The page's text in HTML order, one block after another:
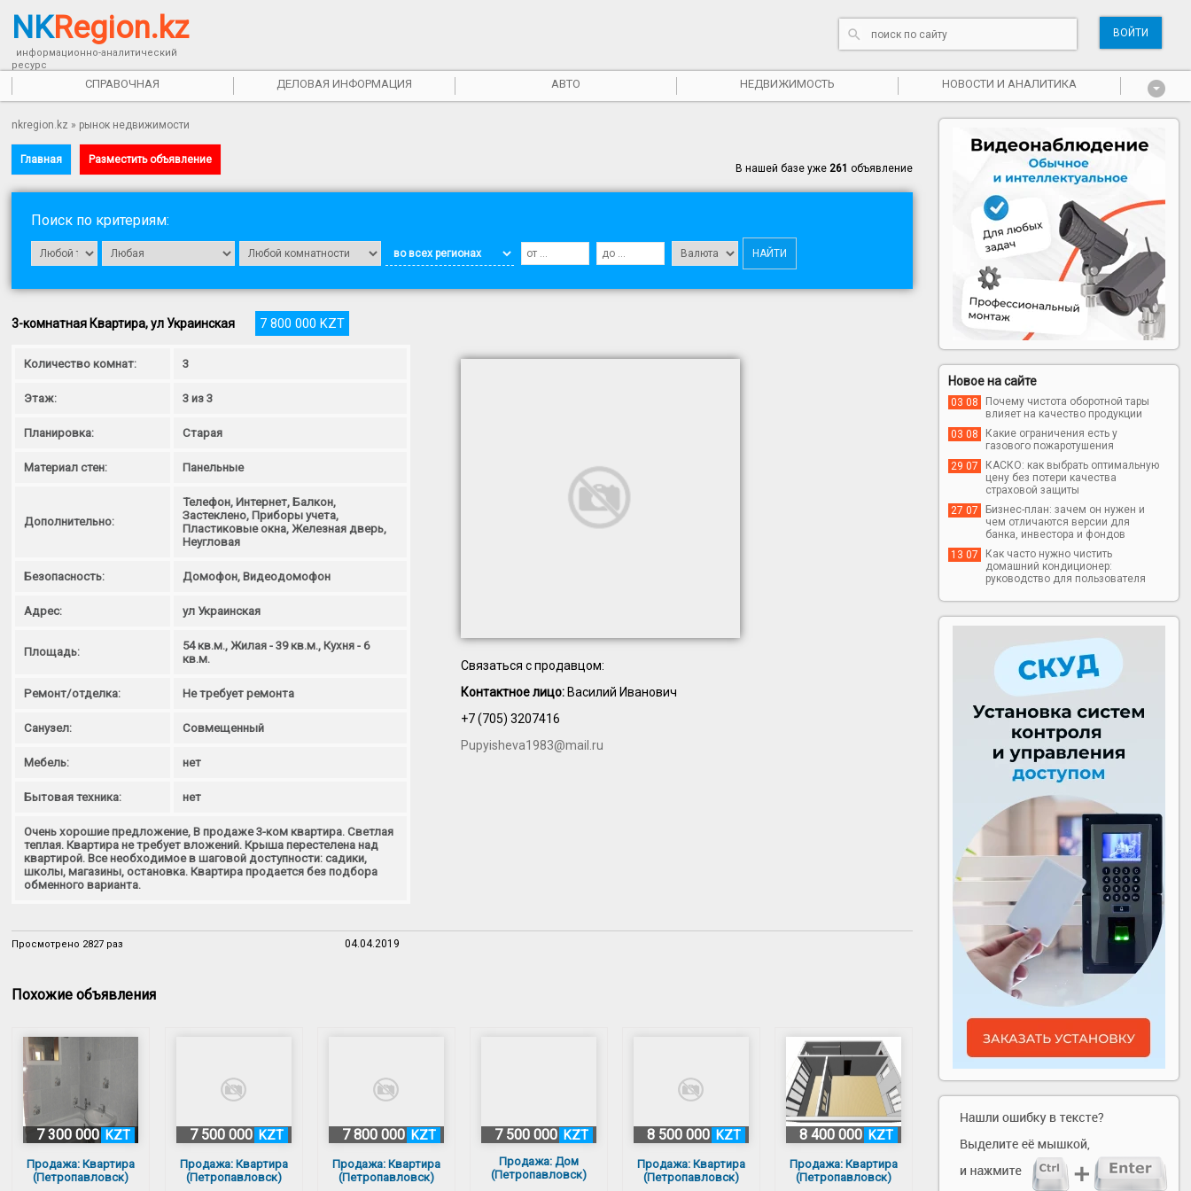
NKRegion.kz
информационно-аналитический
ресурс
ВОЙТИ
СПРАВОЧНАЯ ДЕЛОВАЯ ИНФОРМАЦИЯ АВТО НЕДВИЖИМОСТЬ НОВОСТИ И АНАЛИТИКА
nkregion.kz » рынок недвижимости
В нашей базе уже261 объявление
Главная Разместить объявление
Поиск по критериям:
3-комнатная Квартира, ул Украинская 7 800 000 KZT
Количество комнат: 3
Этаж: 3 из 3
Планировка: Старая
Материал стен: Панельные
Дополнительно:
Телефон, Интернет, Балкон,
Застеклено, Приборы учета,
Пластиковые окна, Железная дверь,
Неугловая
Безопасность: Домофон, Видеодомофон
Адрес: ул Украинская
Площадь:
54 кв.м., Жилая - 39 кв.м., Кухня - 6
кв.м.
Ремонт/отделка: Не требует ремонта
Санузел: Совмещенный
Мебель: нет
Бытовая техника: нет
Очень хорошие предложение, В продаже 3-ком квартира. Светлая
теплая. Квартира не требует вложений. Крыша перестелена над
квартирой. Все необходимое в шаговой доступности: садики,
школы, магазины, остановка. Квартира продается без подбора
обменного варианта.
Связаться с продавцом:
Контактное лицо: Василий Иванович
+7 (705) 3207416
Pupyisheva1983@mail.ru
Просмотрено 2827 раз 04.04.2019
Похожие объявления
7 300 000 KZT
Продажа: Квартира
(Петропавловск)
7 500 000 KZT
Продажа: Квартира
(Петропавловск)
7 800 000 KZT
Продажа: Квартира
(Петропавловск)
7 500 000 KZT
Продажа: Дом
(Петропавловск)
8 500 000 KZT
Продажа: Квартира
(Петропавловск)
8 400 000 KZT
Продажа: Квартира
(Петропавловск)
Новое на сайте
03 08
Почему чистота оборотной тары
влияет на качество продукции
03 08
Какие ограничения есть у
газового пожаротушения
29 07
КАСКО: как выбрать оптимальную
цену без потери качества
страховой защиты
27 07
Бизнес-план: зачем он нужен и
чем отличаются версии для
банка, инвестора и фондов
13 07
Как часто нужно чистить
домашний кондиционер:
руководство для пользователя